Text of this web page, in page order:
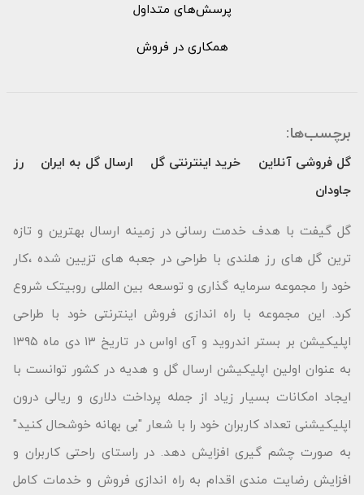
پرسش‌های متداول
همکاری در فروش
برچسب‌ها:
گل فروشی آنلاین خرید اینترنتی گل ارسال گل به ایران
رز
جاودان
گل گیفت با هدف خدمت رسانی در زمینه ارسال بهترین و تازه
ترین گل های رز هلندی با طراحی در جعبه های تزیین شده ،کار
خود را مجموعه سرمایه گذاری و توسعه بین المللی روبیتک شروع
کرد. این مجموعه با راه اندازی فروش اینترنتی خود با طراحی
اپلیکیشن بر بستر اندروید و آی اواس در تاریخ ۱۳ دی ماه ۱۳۹۵
به عنوان اولین اپلیکیشن ارسال گل و هدیه در کشور توانست با
ایجاد امکانات بسیار زیاد از جمله پرداخت دلاری و ریالی درون
اپلیکیشنی تعداد کاربران خود را با شعار "بى بهانه خوشحال كنید"
به صورت چشم گیری افزایش دهد. در راستای راحتی کاربران و
افزایش رضایت مندی اقدام به راه اندازی فروش و خدمات کامل